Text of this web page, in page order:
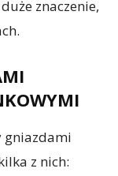
znaczenie,
gniazdami
z nich: